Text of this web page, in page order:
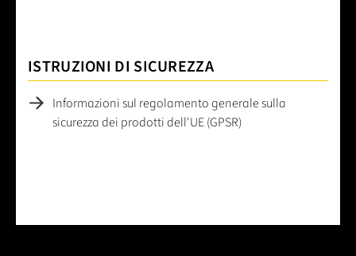
ISTRUZIONI DI SICUREZZA
Informazioni sul regolamento generale sulla
sicurezza dei prodotti dell'UE (GPSR)